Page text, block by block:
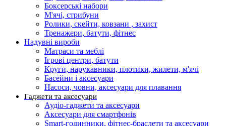
Боксерські набори
М'ячі, стрибуни
Ролики, скейти, ковзани , захист
Тренажери, батути, фітнес
Надувні вироби
Матраси та меблі
Ігрові центри, батути
Круги, нарукавники, плотики, жилети, м'ячі
Басейни і аксесуари
Насоси, човни, аксесуари для плавання
Гаджети та аксесуари
Аудіо-гаджети та аксесуари
Аксесуари для смартфонів
Smart-годинники, фітнес-браслети та аксесуари